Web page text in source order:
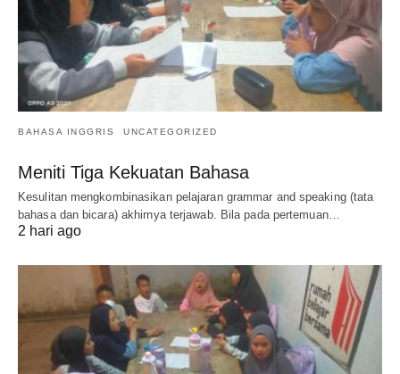
BAHASA INGGRIS UNCATEGORIZED
Meniti Tiga Kekuatan Bahasa
Kesulitan mengkombinasikan pelajaran grammar and speaking (tata
bahasa dan bicara) akhirnya terjawab. Bila pada pertemuan…
2 hari ago